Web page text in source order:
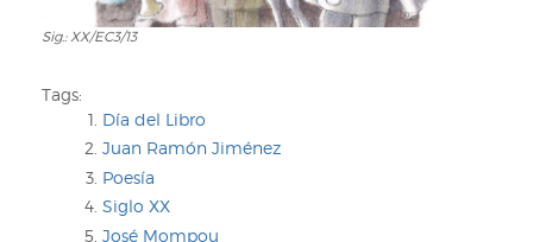
Sig.:
Sig.: XX/EC3/13
Tags:
Día del Libro
Juan Ramón Jiménez
Poesía
Siglo XX
José Mompou